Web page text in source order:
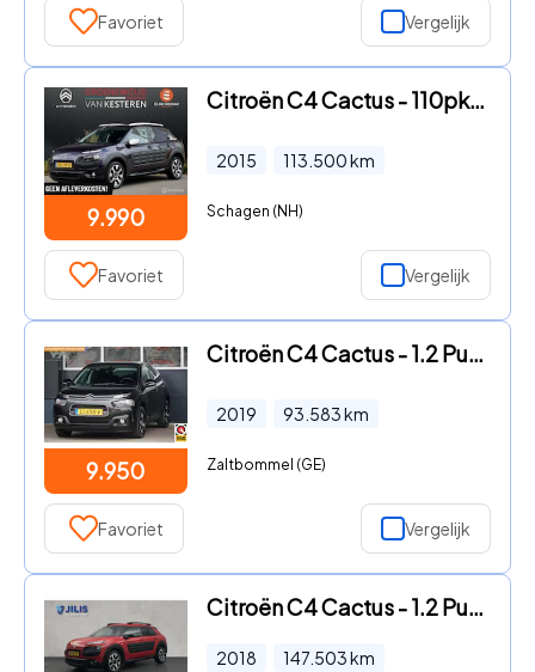
Favoriet Vergelijk
9.990
Citroën C4 Cactus - 110pk Shine I Panodak I Navi I
2015 113.500km
Schagen (NH)
Favoriet Vergelijk
9.950
Citroën C4 Cactus - 1.2 PureTech Feel, NL, trekh. cam. dis. v.v.
2019 93.583km
Zaltbommel (GE)
Favoriet Vergelijk
Citroën C4 Cactus - 1.2 PureTech Shine | Navigatie | Cruise control | Parkeersen
2018 147.503km